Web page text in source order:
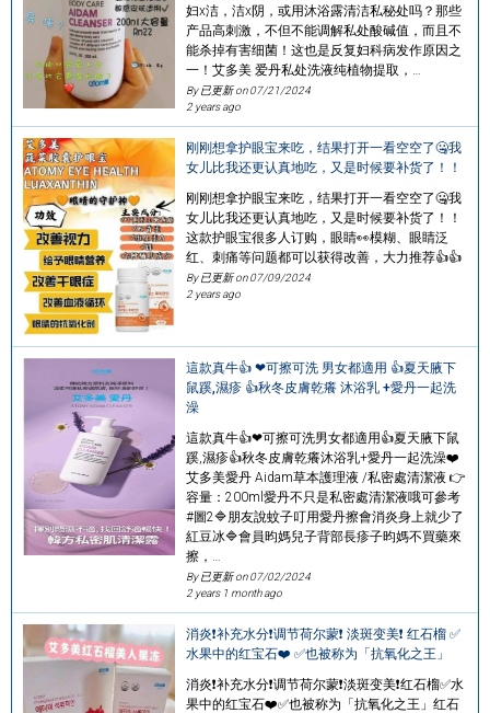
妇x洁，洁x阴，或用沐浴露清洁私秘处吗？那些
产品高刺激，不但不能调解私处酸碱值，而且不
能杀掉有害细菌！这也是反复妇科病发作原因之
一！艾多美 爱丹私处洗液纯植物提取，…
By 已更新 on07/21/2024
2 years ago
刚刚想拿护眼宝来吃，结果打开一看空空了🤐我
女儿比我还更认真地吃，又是时候要补货了！！
刚刚想拿护眼宝来吃，结果打开一看空空了🤐我
女儿比我还更认真地吃，又是时候要补货了！！
这款护眼宝很多人订购，眼睛👀模糊、眼睛泛
红、刺痛等问题都可以获得改善，大力推荐👍👍
By 已更新 on07/09/2024
2 years ago
這款真牛👍 ❤可擦可洗 男女都適用 👍夏天腋下
鼠蹊,濕疹 👍秋冬皮膚乾癢 沐浴乳 +愛丹一起洗
澡
這款真牛👍❤可擦可洗男女都適用👍夏天腋下鼠
蹊,濕疹👍秋冬皮膚乾癢沐浴乳+愛丹一起洗澡❤️
艾多美愛丹 Aidam草本護理液 /私密處清潔液 👉
容量：200ml愛丹不只是私密處清潔液哦可參考
#圖2🔷️朋友說蚊子叮用愛丹擦會消炎身上就少了
紅豆冰🔷️會員昀媽兒子背部長疹子昀媽不買藥來
擦，…
By 已更新 on07/02/2024
2 years 1 month ago
消炎❗补充水分❗调节荷尔蒙❗ 淡斑变美❗ 红石榴 ✅
水果中的红宝石❤️ ✅也被称为「抗氧化之王」
消炎❗补充水分❗调节荷尔蒙❗淡斑变美❗红石榴✅水
果中的红宝石❤️✅也被称为「抗氧化之王」红石